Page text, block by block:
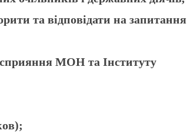
та відповідати на запитання
сприяння МОН та Інституту